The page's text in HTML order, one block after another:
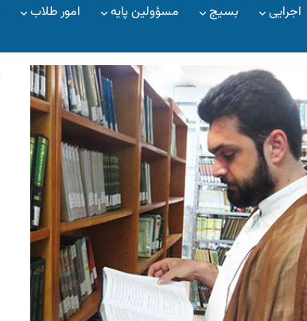
اجرایی بسیج مسؤولین پایه امور طلاب